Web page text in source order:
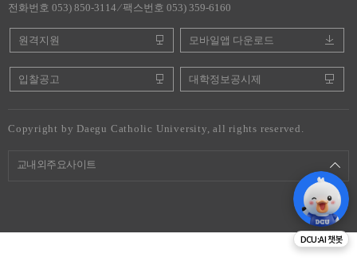
전화번호 053) 850-3114 ⁄ 팩스번호 053) 359-6160
원격지원 모바일앱 다운로드
입찰공고 대학정보공시제
Copyright by Daegu Catholic University, all rights reserved.
교내외주요사이트
DCU:AI 챗봇